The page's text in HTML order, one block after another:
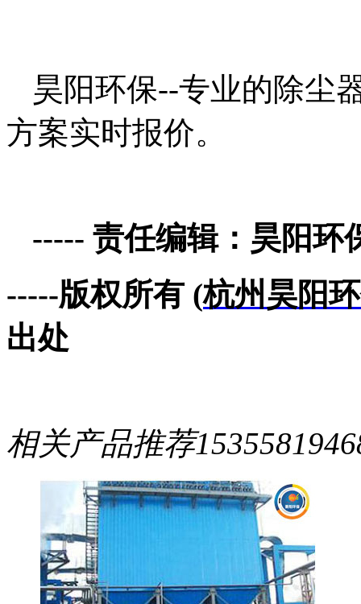
昊阳环保--专业的除尘
方案实时报价。
----- 责任编辑：昊阳环
-----版权所有 (杭州昊阳
出处
相关产品推荐